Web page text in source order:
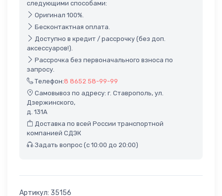
следующими способами:
Оригинал 100%.
Бесконтактная оплата.
Доступно в кредит / рассрочку (без доп.
аксессуаров!).
Рассрочка без первоначального взноса по
запросу.
Телефон:8 8652 58-99-99
Самовывоз по адресу: г. Ставрополь, ул.
Дзержинского,
д. 131А
Доставка по всей России транспортной
компанией СДЭК
Задать вопрос (с 10:00 до 20:00)
Артикул: 35156